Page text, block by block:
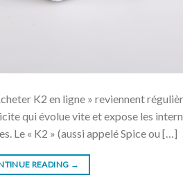
K2 en ligne » reviennent
qui évolue vite et expose les
Le « K2 » (aussi appelé Spice ou […]
READING →